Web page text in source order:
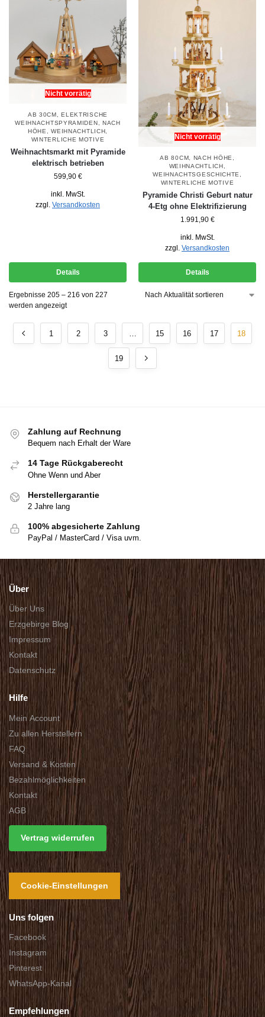
Nicht vorrätig
AB 30CM , ELEKTRISCHE
WEIHNACHTSPYRAMIDEN , NACH
HÖHE,WEIHNACHTLICH,
WINTERLICHE MOTIVE
Weihnachtsmarkt mit Pyramide
elektrisch betrieben
599,90 €
inkl. MwSt.
zzgl. Versandkosten
Details
Nicht vorrätig
AB 80CM NACH HÖHE
WEIHNACHTLICH
WEIHNACHTSGESCHICHTE
WINTERLICHE MOTIVE
Pyramide Christi Geburt natur
4-Etg ohne Elektrifizierung
1.991,90 €
inkl. MwSt.
zzgl. Versandkosten
Details
Ergebnisse 205 – 216 von 227
werden angezeigt
1 2 3 15 16 17 18
19
Zahlung auf Rechnung
Bequem nach Erhalt der Ware
14 Tage Rückgaberecht
Ohne Wenn und Aber
Herstellergarantie
2 Jahre lang
100% abgesicherte Zahlung
PayPal / MasterCard / Visa uvm.
Über
Über Uns
Erzgebirge Blog
Impressum
Kontakt
Datenschutz
Hilfe
Mein Account
Zu allen Herstellern
FAQ
Versand & Kosten
Bezahlmöglichkeiten
Kontakt
AGB
Vertrag widerrufen
Cookie-Einstellungen
Uns folgen
Facebook
Instagram
Pinterest
WhatsApp-Kanal
Empfehlungen